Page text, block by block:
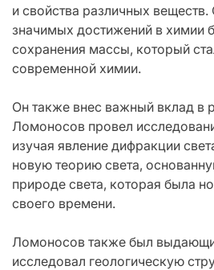
и свойства различных
значимых достижений в химии
сохранения массы, который
современной химии.
Он также внес важный вклад в
Ломоносов провел
изучая явление дифракции
новую теорию света,
природе света, которая была
своего времени.
Ломоносов также был
исследовал геологическую